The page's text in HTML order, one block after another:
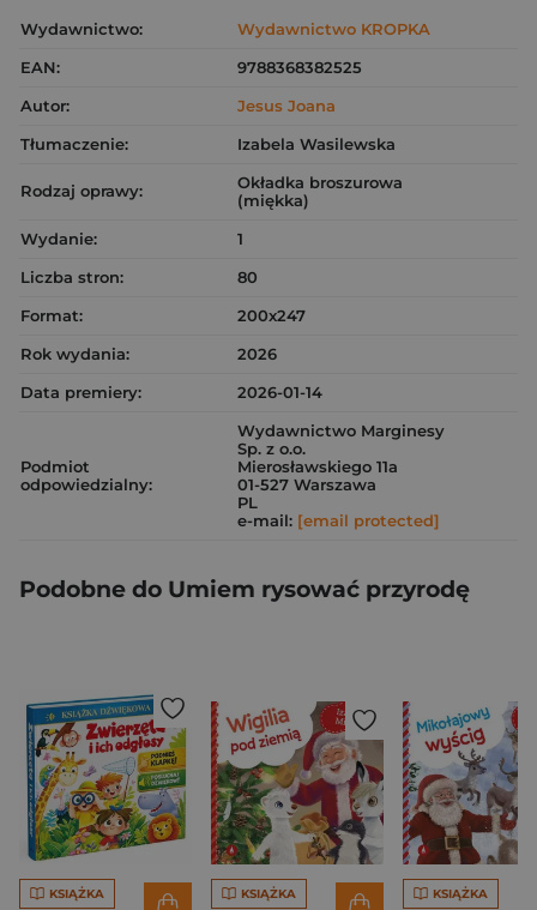
Wydawnictwo:
Wydawnictwo KROPKA
EAN:
9788368382525
Autor:
Jesus Joana
Tłumaczenie:
Izabela Wasilewska
Rodzaj oprawy:
Okładka broszurowa
(miękka)
Wydanie:
1
Liczba stron:
80
Format:
200x247
Rok wydania:
2026
Data premiery:
2026-01-14
Podmiot
odpowiedzialny:
Wydawnictwo Marginesy
Sp. z o.o.
Mierosławskiego 11a
01-527 Warszawa
PL
e-mail: [email protected]
Podobne do Umiem rysować przyrodę
KSIĄŻKA KSIĄŻKA KSIĄŻKA